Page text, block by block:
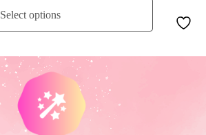
Select options